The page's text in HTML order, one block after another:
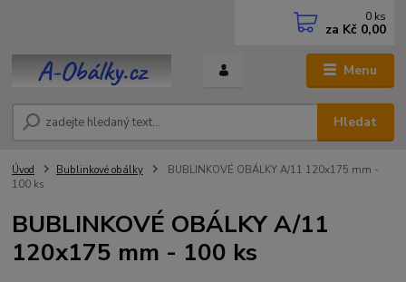
Menu
Hledat
0 ks
za Kč 0,00
Úvod Bublinkové obálky
BUBLINKOVÉ OBÁLKY A/11 120x175 mm -
100 ks
BUBLINKOVÉ OBÁLKY A/11
120x175 mm - 100 ks